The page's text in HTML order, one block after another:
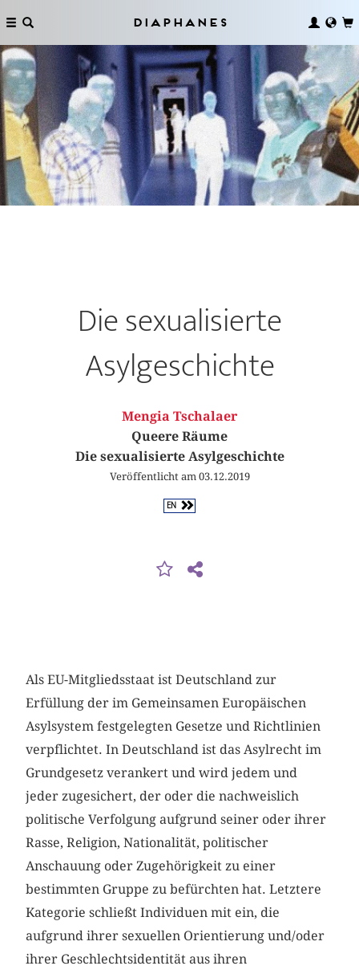
Diaphanes
Die sexualisierte
Asylgeschichte
Mengia Tschalaer
Queere Räume
Die sexualisierte Asylgeschichte
Veröffentlicht am 03.12.2019
EN
Als EU-Mitgliedsstaat ist Deutschland zur
Erfüllung der im Gemeinsamen Europäischen
Asylsystem festgelegten Gesetze und Richtlinien
verpflichtet. In Deutschland ist das Asylrecht im
Grundgesetz verankert und wird jedem und
jeder zugesichert, der oder die nachweislich
politische Verfolgung aufgrund seiner oder ihrer
Rasse, Religion, Nationalität, politischer
Anschauung oder Zugehörigkeit zu einer
bestimmten Gruppe zu befürchten hat. Letztere
Kategorie schließt Individuen mit ein, die
aufgrund ihrer sexuellen Orientierung und/oder
ihrer Geschlechtsidentität aus ihren